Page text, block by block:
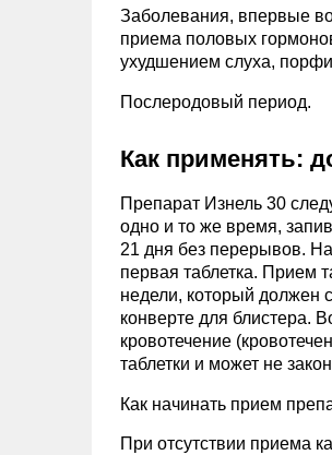
Заболевания, впервые
приема половых
ухудшением слуха,
Послеродовый период.
Как применять:
Препарат Изнель 30
одно и то же время,
21 дня без перерывов.
первая таблетка. Прием
недели, который должен
конверте для блистера.
кровотечение
таблетки и может не
Как начинать прием
При отсутствии приема